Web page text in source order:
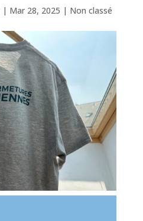
| Mar 28, 2025 | Non classé